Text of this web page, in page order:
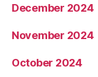
December 2024
November 2024
October 2024